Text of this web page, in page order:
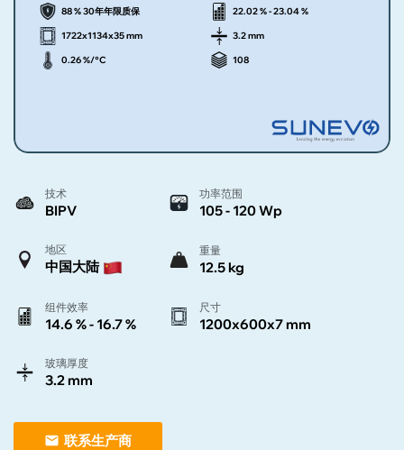
88 % 30年年限质保 22.02 % - 23.04 %
1722x1134x35 mm 3.2 mm
0.26 %/°C 108
技术
BIPV
功率范围
105 - 120 Wp
地区
中国大陆
重量
12.5 kg
组件效率
14.6 % - 16.7 %
尺寸
1200x600x7 mm
玻璃厚度
3.2 mm
联系生产商